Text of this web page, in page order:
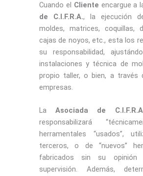
Cuando el Cliente encargue a
de C.I.F.R.A., la ejecución
moldes, matrices, coquillas,
cajas de noyos, etc., esta los
su responsabilidad,
instalaciones y técnica de
propio taller, o bien, a través
empresas.
LaAsociada de
responsabilizará
herramentales “usados”,
terceros, o de “nuevos”
fabricados sin su opinión
supervisión. Además,